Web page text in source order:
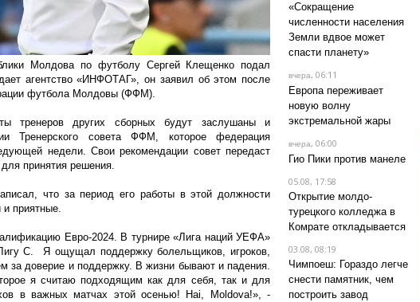
Молдова по футболу Сергей Клещенко подал
агентство «ИНФОТАГ», он заявил об этом после
футбола Молдовы (ФФМ).
тренеров других сборных будут заслушаны и
Тренерского совета ФФМ, которое федерация
недели. Свои рекомендации совет передаст
принятия решения.
что за период его работы в этой должности
приятные.
Евро-2024. В турнире «Лига наций УЕФА»
С. Я ощущал поддержку болельщиков, игроков,
за доверие и поддержку. В жизни бывают и падения.
я считаю подходящим как для себя, так и для
в важных матчах этой осенью! Hai, Moldova!», -
«Сокращение
численности населения
Земли вдвое может
спасти планету»
вчера, 06:11
Европа переживает
новую волну
экстремальной жары
вчера, 06:00
Гио Пики против манеле
05.08, 17:58
Открытие молдо-
турецкого колледжа в
Комрате откладывается
03.08, 08:19
Чимпоеш: Гораздо легче
снести памятник, чем
построить завод